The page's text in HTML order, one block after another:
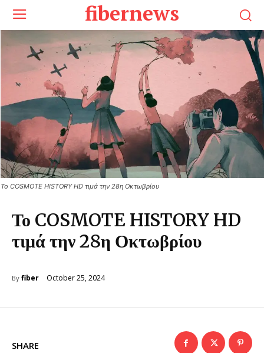
fibernews
Το COSMOTE HISTORY HD
τιμά την 28η Οκτωβρίου
By fiber October 25, 2024
Το COSMOTE HISTORY HD τιμά την 28η Οκτωβρίου
SHARE